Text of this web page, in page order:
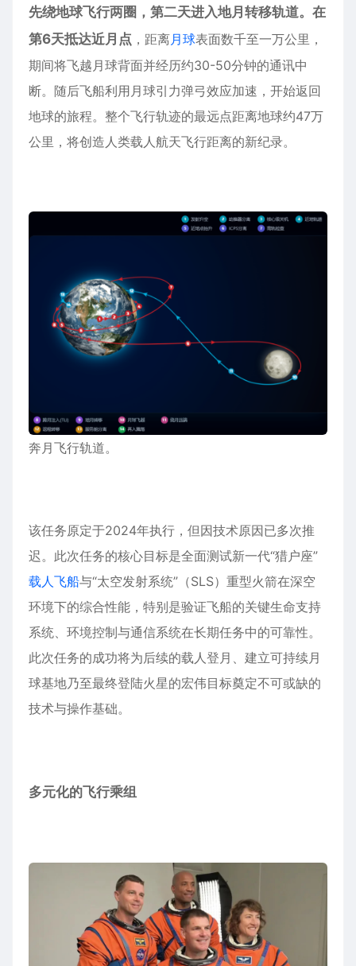
先绕地球飞行两圈，第二天进入地月转移轨道。在
第6天抵达近月点 ，距离月球表面数千至一万公里，
期间将飞越月球背面并经历约30-50分钟的通讯中
断。随后飞船利用月球引力弹弓效应加速，开始返回
地球的旅程。整个飞行轨迹的最远点距离地球约47万
公里，将创造人类载人航天飞行距离的新纪录。
奔月飞行轨道。
该任务原定于2024年执行，但因技术原因已多次推
迟。此次任务的核心目标是全面测试新一代“猎户座”
载人飞船与“太空发射系统”（SLS）重型火箭在深空
环境下的综合性能，特别是验证飞船的关键生命支持
系统、环境控制与通信系统在长期任务中的可靠性。
此次任务的成功将为后续的载人登月、建立可持续月
球基地乃至最终登陆火星的宏伟目标奠定不可或缺的
技术与操作基础。
多元化的飞行乘组